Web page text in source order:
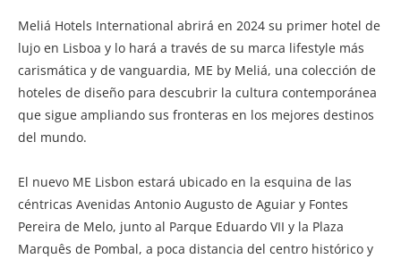
Meliá Hotels International abrirá en 2024 su primer hotel de
lujo en Lisboa y lo hará a través de su marca lifestyle más
carismática y de vanguardia, ME by Meliá, una colección de
hoteles de diseño para descubrir la cultura contemporánea
que sigue ampliando sus fronteras en los mejores destinos
del mundo.
El nuevo ME Lisbon estará ubicado en la esquina de las
céntricas Avenidas Antonio Augusto de Aguiar y Fontes
Pereira de Melo, junto al Parque Eduardo VII y la Plaza
Marquês de Pombal, a poca distancia del centro histórico y